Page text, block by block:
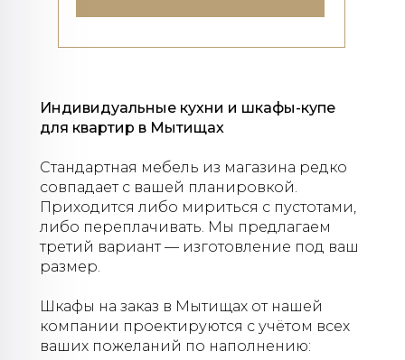
Индивидуальные кухни и шкафы-купе
для квартир в Мытищах
Стандартная мебель из магазина редко
совпадает с вашей планировкой.
Приходится либо мириться с пустотами,
либо переплачивать. Мы предлагаем
третий вариант — изготовление под ваш
размер.
Шкафы на заказ в Мытищах от нашей
компании проектируются с учётом всех
ваших пожеланий по наполнению: